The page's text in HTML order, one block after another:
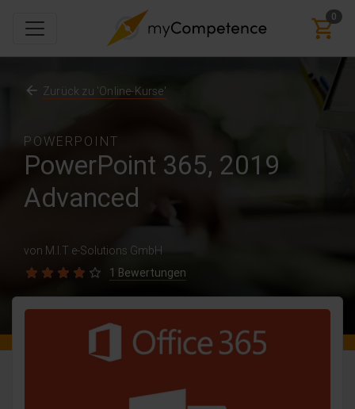
0
POWERPOINT
PowerPoint 365, 2019
Advanced
von M.I.T e-Solutions GmbH
1 Bewertungen
Zurück zu 'Online-Kurse'